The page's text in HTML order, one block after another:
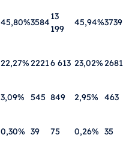
45,80%3584
13
199
45,94%3739
22,27%22216 613 23,02%2681
3,09% 545 849 2,95% 463
0,30% 39 75 0,26% 35